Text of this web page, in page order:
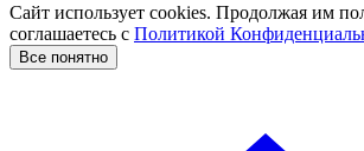
Сайт использует cookies. Продолжая им
соглашаетесь c Политикой
Все понятно